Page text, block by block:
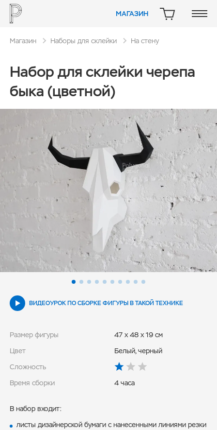
МАГАЗИН КОРЗИНА
Магазин Наборы для склейки На стену
Набор для склейки черепа
быка (цветной)
ВИДЕОУРОК ПО СБОРКЕ ФИГУРЫ В ТАКОЙ ТЕХНИКЕ
Размер фигуры
47 x 48 x 19 см
Цвет
Белый, черный
Сложность
Время сборки
4 часа
В набор входит:
листы дизайнерской бумаги с нанесенными линиями резки